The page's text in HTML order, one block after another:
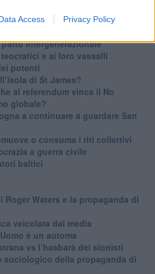
Access Privacy Policy
Nobel per la Pace
intergenerazionale
e ai loro vassalli
potenti
di St James?
al referendum vinca il No
globale?
a continuare a guardare San
o consuma i riti collettivi
a guerra civile
baltici
Waters e la propaganda di
veicolata dai media
è un automa
vs l’hasbarà dei sionisti
sociologico della propaganda di